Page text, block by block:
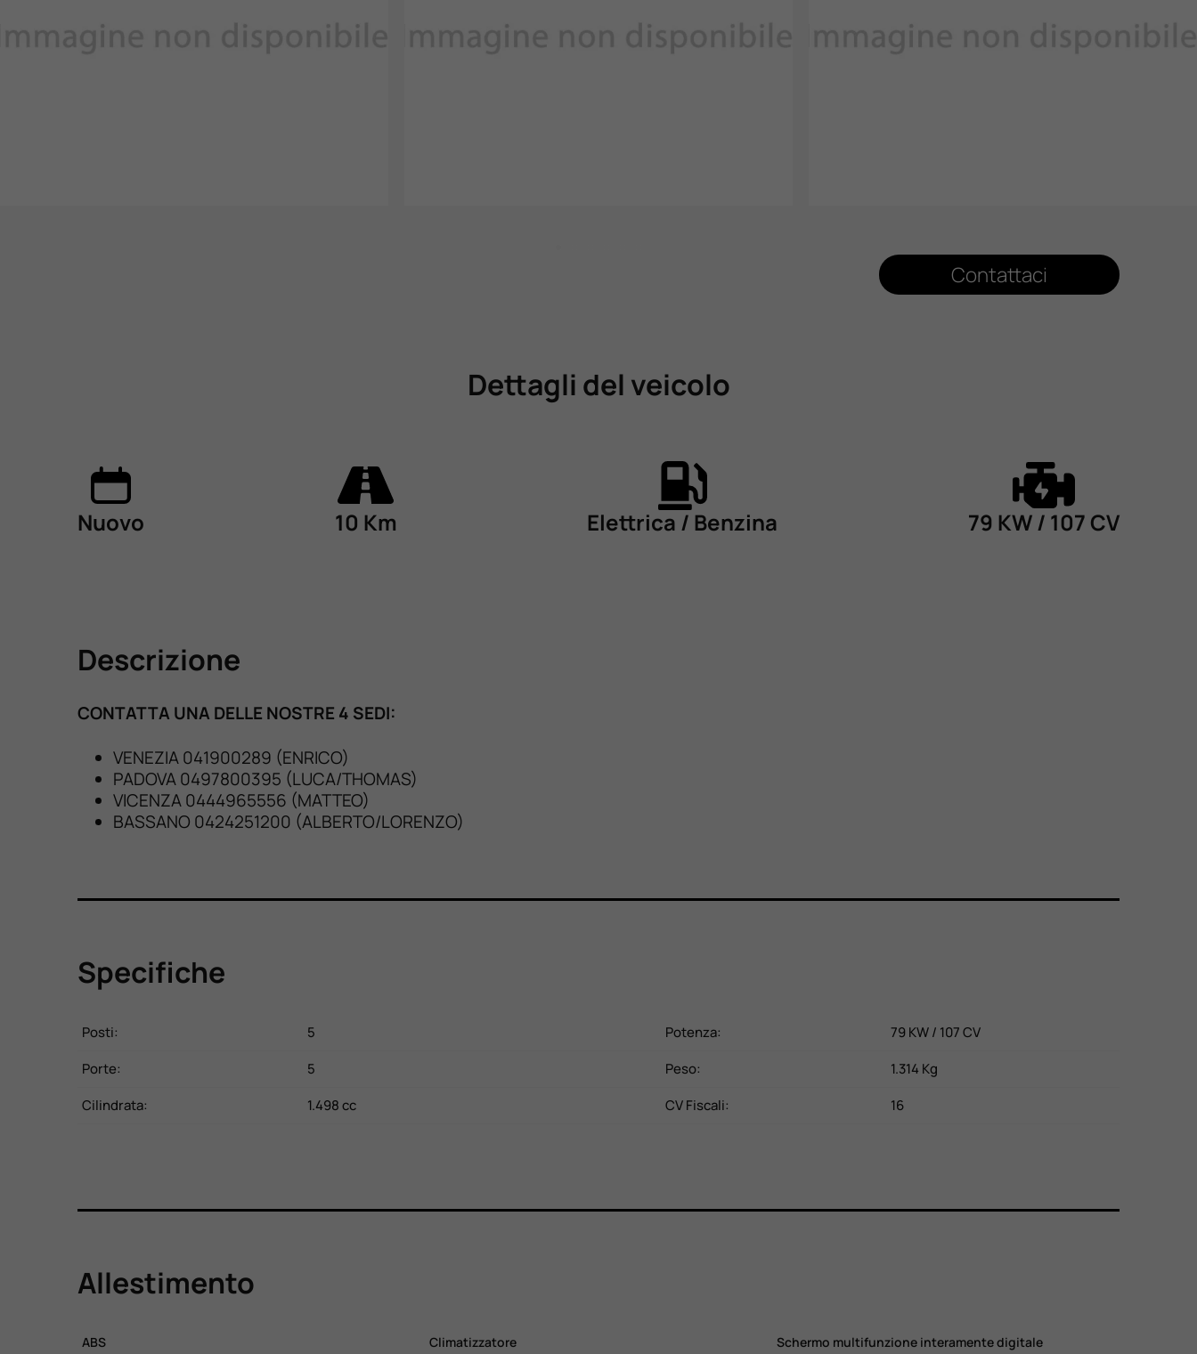
Lavora Con Noi
Contattaci
Dettagli del veicolo
Nuovo 10 Km Elettrica / Benzina 79 KW / 107 CV
Descrizione
CONTATTA UNA DELLE NOSTRE 4 SEDI:
VENEZIA 041900289 (ENRICO)
PADOVA 0497800395 (LUCA/THOMAS)
VICENZA 0444965556 (MATTEO)
BASSANO 0424251200 (ALBERTO/LORENZO)
Specifiche
Posti:
5
Porte:
5
Cilindrata:
1.498 cc
Potenza:
79 KW / 107 CV
Peso:
1.314 Kg
CV Fiscali:
16
Allestimento
ABS Climatizzatore Schermo multifunzione interamente digitale